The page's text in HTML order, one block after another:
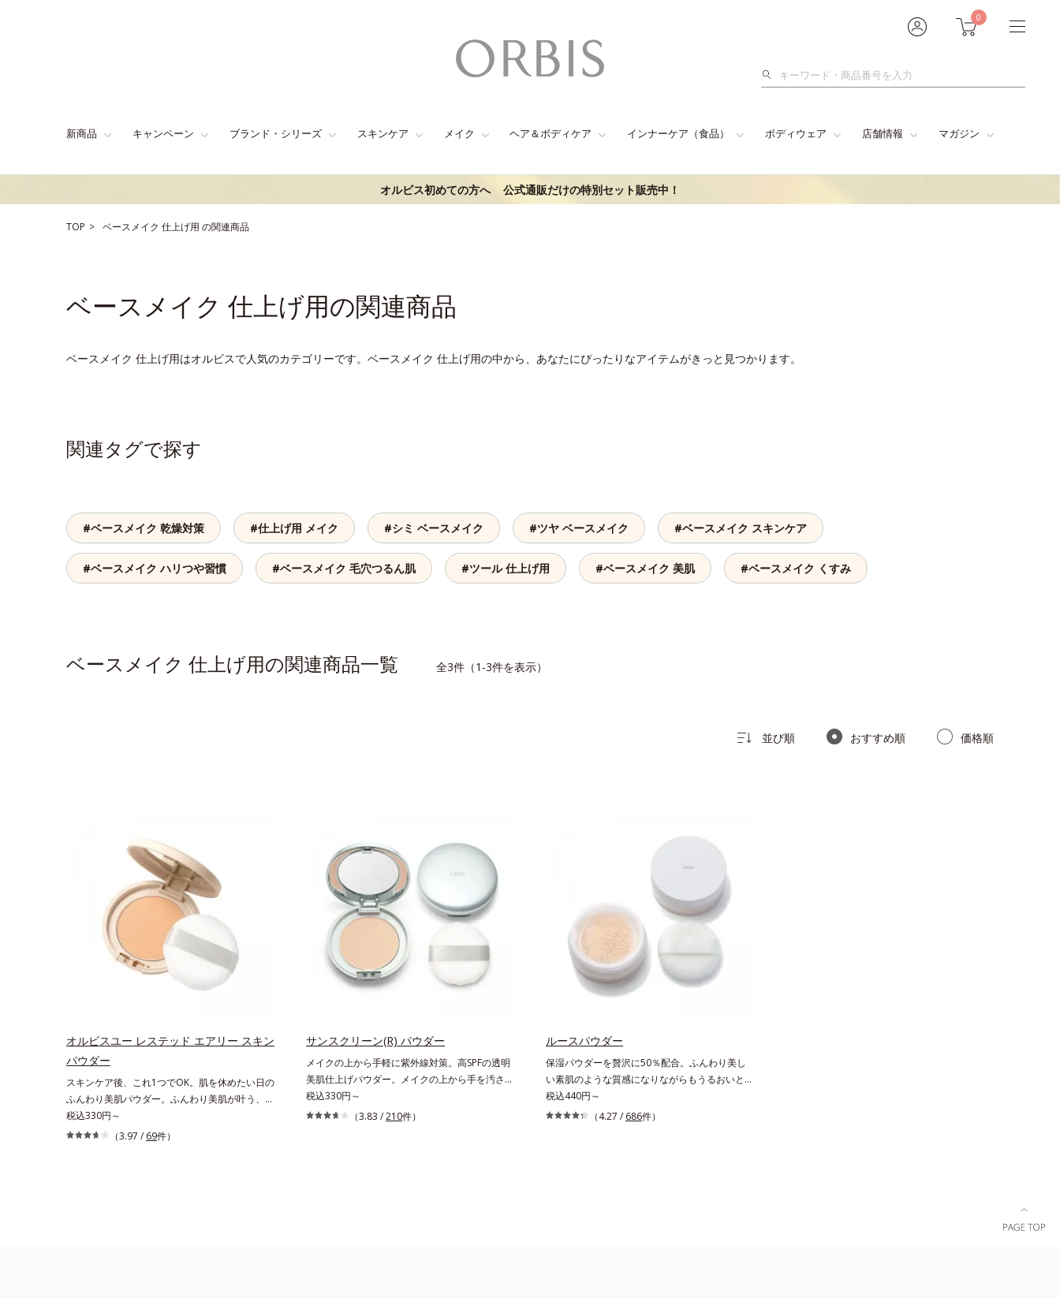
0
検
新商品 キャンペーン ブランド・シリーズ スキンケア メイク ヘア＆ボディケア インナーケア（食品） ボディウェア 店舗情報 マガジン
オルビス初めての方へ 公式通販だけの特別セット販売中！
TOP ベースメイク 仕上げ用 の関連商品
ベースメイク 仕上げ用の関連商品
ベースメイク 仕上げ用はオルビスで人気のカテゴリーです。ベースメイク 仕上げ用の中から、あなたにぴったりなアイテムがきっと見つかります。
関連タグで探す
#ベースメイク 乾燥対策 #仕上げ用 メイク #シミ ベースメイク #ツヤ ベースメイク #ベースメイク スキンケア
#ベースメイク ハリつや習慣 #ベースメイク 毛穴つるん肌 #ツール 仕上げ用 #ベースメイク 美肌 #ベースメイク くすみ
ベースメイク 仕上げ用の関連商品一覧 全3件（1-3件を表示）
並び順 おすすめ順 価格順
オルビスユー レステッド エアリー スキン
パウダー
スキンケア後、これ1つでOK。肌を休めたい日の
ふんわり美肌パウダー。ふんわり美肌が叶う、う
るおいパウダーです。3色の光を操るパウダーが
ツヤと透明感を演出。ソフトフォーカス効果で肌
税込330円～
（3.97 / 69件）
サンスクリーン(R) パウダー
メイクの上から手軽に紫外線対策。高SPFの透明
美肌仕上げパウダー。メイクの上から手を汚さず
に紫外線対策ができるUVカットパウダーで
す。“素肌のようななめらかな軽さ”と“高いUVカ
税込330円～
（3.83 /210件）
ルースパウダー
保湿パウダーを贅沢に50％配合。ふんわり美し
い素肌のような質感になりながらもうるおいとツ
ヤを叶えるフェイスパウダー。朝の仕上がりのク
オリティが全然違う！ まるで美しい素肌のよう
税込440円～
（4.27 / 686件）